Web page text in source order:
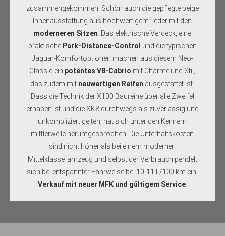
zusammengekommen. Schön auch die gepflegte beige
Innenausstattung aus hochwertigem Leder mit den
moderneren Sitzen . Das elektrische Verdeck, eine
praktische Park-Distance-Control und die typischen
Jaguar-Komfortoptionen machen aus diesem Neo-
Classic ein potentes V8-Cabrio mit Charme und Stil,
das zudem mit neuwertigen Reifen ausgestattet ist.
Dass die Technik der X100 Baureihe über alle Zweifel
erhaben ist und die XK8 durchwegs als zuverlässig und
unkompliziert gelten, hat sich unter den Kennern
mittlerweile herumgesprochen. Die Unterhaltskosten
sind nicht höher als bei einem modernen
Mittelklassefahrzeug und selbst der Verbrauch pendelt
sich bei entspannter Fahrweise bei 10-11 L/100 km ein.
Verkauf mit neuer MFK und gültigem Service.